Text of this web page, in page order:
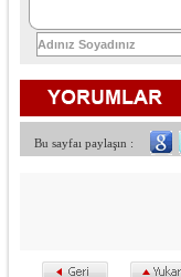
Bu sayfaı paylaşın :